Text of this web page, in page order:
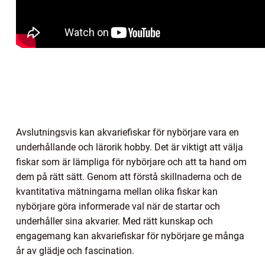
Avslutningsvis kan akvariefiskar för nybörjare vara en
underhållande och lärorik hobby. Det är viktigt att välja
fiskar som är lämpliga för nybörjare och att ta hand om
dem på rätt sätt. Genom att förstå skillnaderna och de
kvantitativa mätningarna mellan olika fiskar kan
nybörjare göra informerade val när de startar och
underhåller sina akvarier. Med rätt kunskap och
engagemang kan akvariefiskar för nybörjare ge många
år av glädje och fascination.